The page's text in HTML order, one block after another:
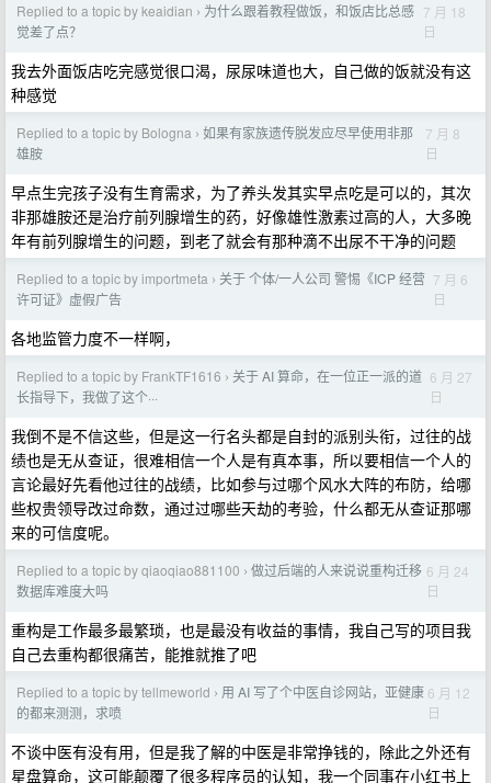
Replied to a topic by keaidian › 为什么跟着教程做饭，和饭店比总感
觉差了点？
7 月 18
日
我去外面饭店吃完感觉很口渴，尿尿味道也大，自己做的饭就没有这
种感觉
Replied to a topic by Bologna › 如果有家族遗传脱发应尽早使用非那
雄胺
7 月 8
日
早点生完孩子没有生育需求，为了养头发其实早点吃是可以的，其次
非那雄胺还是治疗前列腺增生的药，好像雄性激素过高的人，大多晚
年有前列腺增生的问题，到老了就会有那种滴不出尿不干净的问题
Replied to a topic by importmeta › 关于 个体/一人公司 警惕《ICP 经营
许可证》虚假广告
7 月 6
日
各地监管力度不一样啊，
Replied to a topic by FrankTF1616 › 关于 AI 算命，在一位正一派的道
长指导下，我做了这个···
6 月 27
日
我倒不是不信这些，但是这一行名头都是自封的派别头衔，过往的战
绩也是无从查证，很难相信一个人是有真本事，所以要相信一个人的
言论最好先看他过往的战绩，比如参与过哪个风水大阵的布防，给哪
些权贵领导改过命数，通过过哪些天劫的考验，什么都无从查证那哪
来的可信度呢。
Replied to a topic by qiaoqiao881100 › 做过后端的人来说说重构迁移
数据库难度大吗
6 月 24
日
重构是工作最多最繁琐，也是最没有收益的事情，我自己写的项目我
自己去重构都很痛苦，能推就推了吧
Replied to a topic by tellmeworld › 用 AI 写了个中医自诊网站，亚健康
的都来测测，求喷
6 月 12
日
不谈中医有没有用，但是我了解的中医是非常挣钱的，除此之外还有
星盘算命，这可能颠覆了很多程序员的认知，我一个同事在小红书上